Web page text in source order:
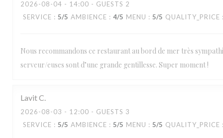
2026-08-04 - 14:00 - GUESTS 2
SERVICE : 5/5 AMBIENCE : 4/5 MENU : 5/5 QUALITY_PRICE
Nous recommandons ce restaurant au bord de mer très
serveur/euses sont d’une grande gentillesse. Super moment !
LavitC
2026-08-03 - 12:00 - GUESTS 3
SERVICE : 5/5 AMBIENCE : 5/5 MENU : 5/5 QUALITY_PRICE